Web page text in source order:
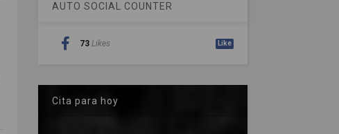
AUTO SOCIAL COUNTER
73 Likes Like
Cita para hoy